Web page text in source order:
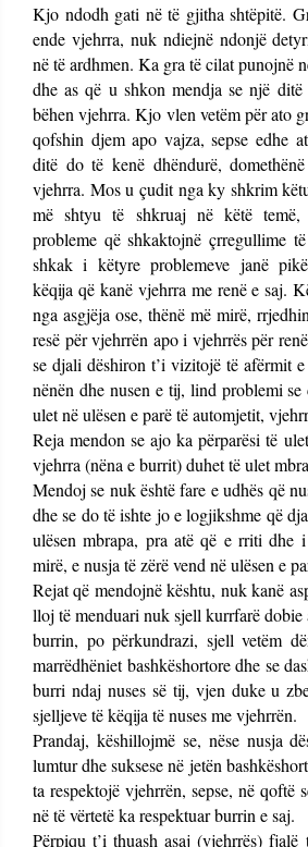
Kjo ndodh gati në të gjitha shtëpitë.
ende vjehrra, nuk ndiejnë ndonjë
në të ardhmen. Ka gra të cilat punojnë
dhe as që u shkon mendja se një
bëhen vjehrra. Kjo vlen vetëm për ato
qofshin djem apo vajza, sepse edhe
ditë do të kenë dhëndurë,
vjehrra. Mos u çudit nga ky shkrim
më shtyu të shkruaj në këtë temë,
probleme që shkaktojnë çrregullime
shkak i këtyre problemeve janë
këqija që kanë vjehrra me renë e saj.
nga asgjëja ose, thënë më mirë,
resë për vjehrrën apo i vjehrrës për
se djali dëshiron t’i vizitojë të afërmit
nënën dhe nusen e tij, lind problemi
ulet në ulësen e parë të automjetit,
Reja mendon se ajo ka përparësi të
vjehrra (nëna e burrit) duhet të ulet
Mendoj se nuk është fare e udhës që
dhe se do të ishte jo e logjikshme që
ulësen mbrapa, pra atë që e rriti dhe
mirë, e nusja të zërë vend në ulësen e
Rejat që mendojnë kështu, nuk kanë
lloj të menduari nuk sjell kurrfarë dobie
burrin, po përkundrazi, sjell vetëm
marrëdhëniet bashkëshortore dhe se
burri ndaj nuses së tij, vjen duke u
sjelljeve të këqija të nuses me vjehrrën.
Prandaj, këshillojmë se, nëse nusja
lumtur dhe suksese në jetën
ta respektojë vjehrrën, sepse, në qoftë
në të vërtetë ka respektuar burrin e saj.
Përpiqu t’i thuash asaj (vjehrrës)